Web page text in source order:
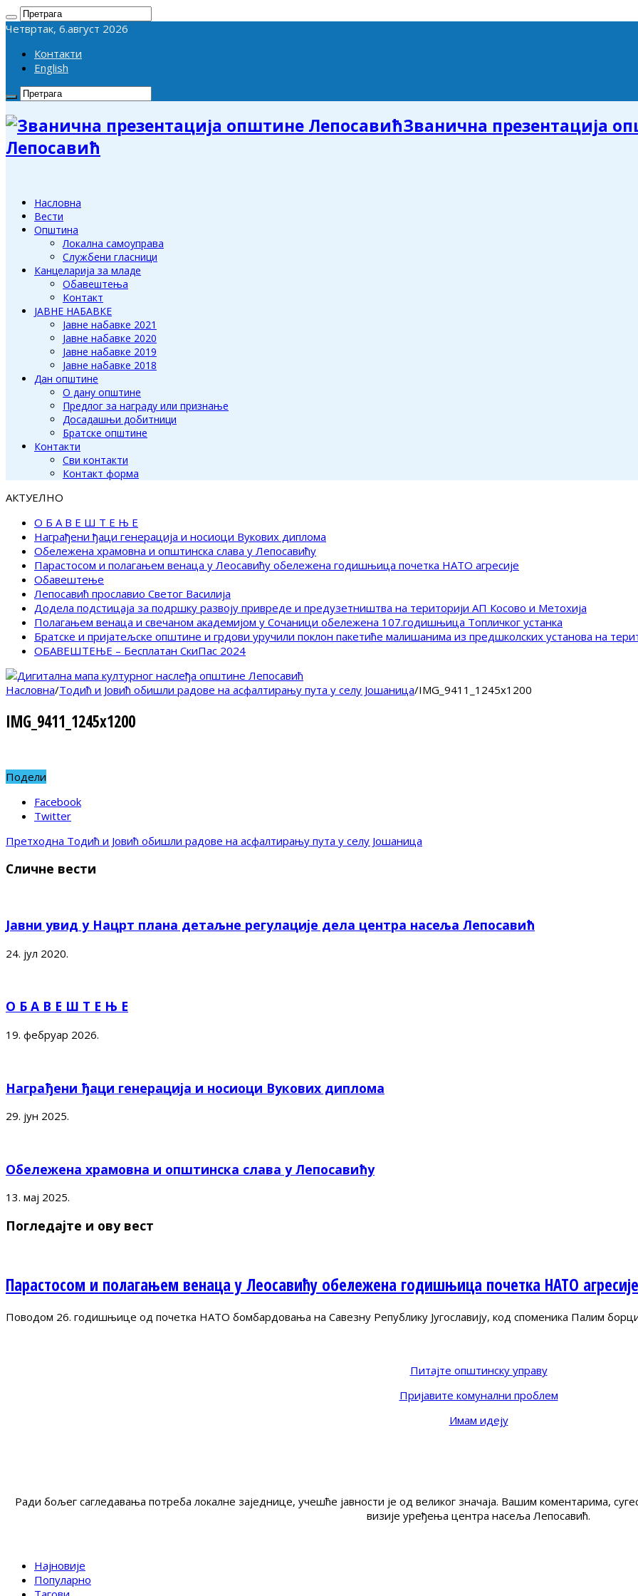
Четвртак, 6.август 2026
Контакти
English
Званична презентација
Лепосавић
Насловна
Вести
Општина
Локална самоуправа
Службени гласници
Канцеларија за младе
Обавештења
Контакт
ЈАВНЕ НАБАВКЕ
Јавне набавке 2021
Јавне набавке 2020
Јавне набавке 2019
Јавне набавке 2018
Дан општине
О дану општине
Предлог за награду или признање
Досадашњи добитници
Братске општине
Контакти
Сви контакти
Контакт форма
АКТУЕЛНО
О Б А В Е Ш Т Е Њ Е
Награђени ђаци генерација и носиоци Вукових диплома
Обележена храмовна и општинска слава у Лепосавићу
Парастосом и полагањем венаца у Леосавићу обележена годишњица почетка НАТО агресије
Обавештење
Лепосавић прославио Светог Василија
Додела подстицаја за подршку развоју привреде и предузетништва на територији АП Косово и Метохија
Полагањем венаца и свечаном академијом у Сочаници обележена 107.годишњица Топличког устанка
Братске и пријатељске општине и грдови уручили поклон пакетиће малишанима из предшколских установа на
ОБАВЕШТЕЊЕ – Бесплатан СкиПас 2024
Насловна/Тодић и Јовић обишли радове на асфалтирању пута у селу Јошаница/IMG_9411_1245x1200
IMG_9411_1245x1200
Подели
Facebook
Twitter
Претходна Тодић и Јовић обишли радове на асфалтирању пута у селу Јошаница
Сличне вести
Јавни увид у Нацрт плана детаљне регулације дела центра насеља Лепосавић
24. јул 2020.
О Б А В Е Ш Т Е Њ Е
19. фебруар 2026.
Награђени ђаци генерација и носиоци Вукових диплома
29. јун 2025.
Обележена храмовна и општинска слава у Лепосавићу
13. мај 2025.
Погледајте и ову вест
Парастосом и полагањем венаца у Леосавићу обележена годишњица почетка НАТО агресије
Поводом 26. годишњице од почетка НАТО бомбардовања на Савезну Републику Југославију, код споменика Палим
Питајте општинску управу
Пријавите комунални проблем
Имам идеју
Ради бољег сагледавања потреба локалне заједнице, учешће јавности је од великог значаја. Вашим коментарима,
визије уређења центра насеља Лепосавић.
Најновије
Популарно